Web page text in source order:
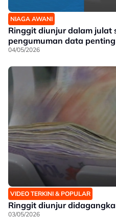
NIAGA AWANI
Ringgit diunjur dalam julat
pengumuman data
04/05/2026
VIDEO TERKINI & POPULAR
Ringgit diunjur
03/05/2026